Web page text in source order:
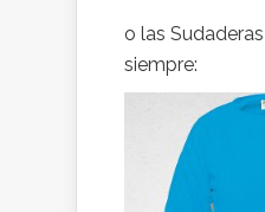
o las Sudaderas
siempre: